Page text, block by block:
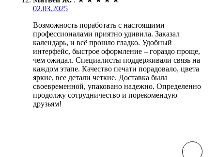
02.03.2025
Возможность поработать с настоящими
профессионалами приятно удивила. Заказал
календарь, и всё прошло гладко. Удобный
интерфейс, быстрое оформление – гораздо проще,
чем ожидал. Специалисты поддерживали связь на
каждом этапе. Качество печати порадовало, цвета
яркие, все детали четкие. Доставка была
своевременной, упаковано надежно. Определенно
продолжу сотрудничество и порекомендую
друзьям!